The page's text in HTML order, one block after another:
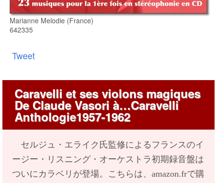
Marianne Melodie (France)
642335
Tweet
Caravelli et ses violons magiques
De Claude Vasori à…Caravelli
Anthologie1957-1962
セルジュ・エライク氏監修によるフランスのイ
ージー・リスニング・オーケストラ初期録音盤は
ついにカラベリが登場。こちらは、amazon.frで購